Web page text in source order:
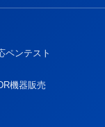
ペンテスト
機器販売